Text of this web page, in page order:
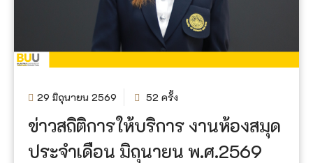
29 มิถุนายน 2569 52 ครั้ง
ข่าวสถิติการให้บริการ งานห้องสมุด
ประจำเดือน มิถุนายน พ.ศ.2569